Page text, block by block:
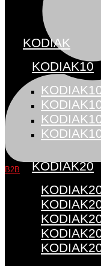
B2B
KODIAK
KODIAK10
KODIAK20